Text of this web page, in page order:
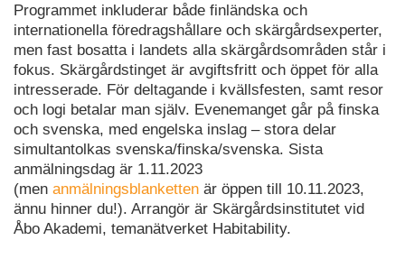
Programmet inkluderar både finländska och
internationella föredragshållare och skärgårdsexperter,
men fast bosatta i landets alla skärgårdsområden står i
fokus. Skärgårdstinget är avgiftsfritt och öppet för alla
intresserade. För deltagande i kvällsfesten, samt resor
och logi betalar man själv. Evenemanget går på finska
och svenska, med engelska inslag – stora delar
simultantolkas svenska/finska/svenska. Sista
anmälningsdag är 1.11.2023
(men anmälningsblanketten är öppen till 10.11.2023,
ännu hinner du!). Arrangör är Skärgårdsinstitutet vid
Åbo Akademi, temanätverket Habitability.